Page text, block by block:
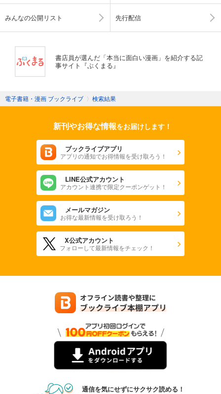
みんなの公開リスト 先行配信
書店員が選んだ「本当に面白い漫画」を紹介する記
事サイト『ぶくまる』
電子書籍・漫画 ブックライブ 〉 検索結果
新刊やお得な情報をお届けします！
ブックライブアプリ
アプリの通知でお得情報を受け取ろう！
LINE公式アカウント
アカウント連携で限定クーポンゲット！
メールマガジン
お得な最新情報を受け取ろう！
X公式アカウント
フォローして最新情報をチェック！
通信を気にせずにサクサク読める！